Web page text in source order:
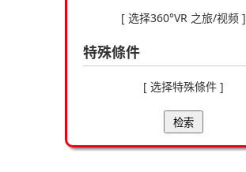
[ 选择360°VR 之旅/视频 ]
特殊條件
[ 选择特殊條件 ]
检索